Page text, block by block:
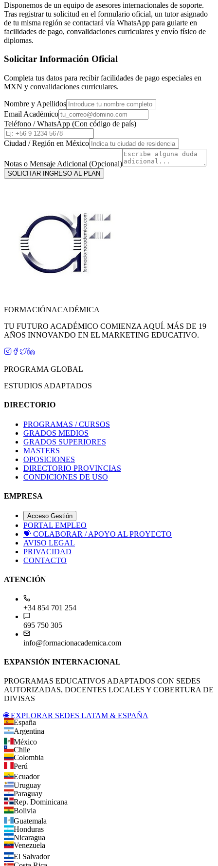
Disponemos de un equipo de asesores internacionales de soporte.
Tras registrar tu solicitud en el formulario oficial, un tutor asignado
de tu misma región se contactará vía WhatsApp para guiarte en
facilidades de pago, convalidaciones curriculares y envío físico de
diplomas.
Solicitar Información Oficial
Completa tus datos para recibir facilidades de pago especiales en
MXN y convalidaciones curriculares.
Nombre y Apellidos
Email Académico
Teléfono / WhatsApp (Con código de país)
Ciudad / Región en México
Notas o Mensaje Adicional (Opcional)
SOLICITAR INGRESO AL PLAN
FORMACIÓNACADÉMICA
TU FUTURO ACADÉMICO COMIENZA AQUÍ. MÁS DE 19
AÑOS INNOVANDO EN EL MARKETING EDUCATIVO.
PROGRAMA GLOBAL
ESTUDIOS ADAPTADOS
DIRECTORIO
PROGRAMAS / CURSOS
GRADOS MEDIOS
GRADOS SUPERIORES
MASTERS
OPOSICIONES
DIRECTORIO PROVINCIAS
CONDICIONES DE USO
EMPRESA
Acceso Gestión
PORTAL EMPLEO
💝 COLABORAR / APOYO AL PROYECTO
AVISO LEGAL
PRIVACIDAD
CONTACTO
ATENCIÓN
+34 854 701 254
695 750 305
info@formacionacademica.com
EXPANSIÓN INTERNACIONAL
PROGRAMAS EDUCATIVOS ADAPTADOS CON SEDES
AUTORIZADAS, DOCENTES LOCALES Y COBERTURA DE
DIVISAS
🌐 EXPLORAR SEDES LATAM & ESPAÑA
España
Argentina
México
Chile
Colombia
Perú
Ecuador
Uruguay
Paraguay
Rep. Dominicana
Bolivia
Guatemala
Honduras
Nicaragua
Venezuela
El Salvador